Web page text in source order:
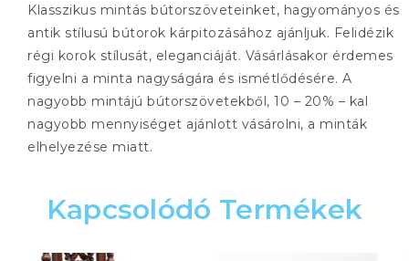
Klasszikus mintás bútorszöveteinket, hagyományos és
antik stílusú bútorok kárpitozásához ajánljuk. Felidézik
régi korok stílusát, eleganciáját. Vásárlásakor érdemes
figyelni a minta nagyságára és ismétlődésére. A
nagyobb mintájú bútorszövetekből, 10 – 20% – kal
nagyobb mennyiséget ajánlott vásárolni, a minták
elhelyezése miatt.
Kapcsolódó Termékek